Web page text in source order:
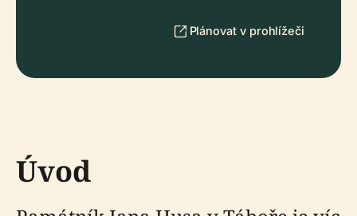
Plánovat v prohlížeči
Úvod